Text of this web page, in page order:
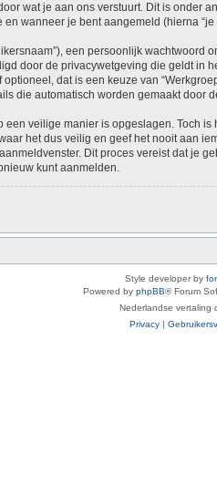
wat je aan ons verstuurt. Dit is onder
wanneer je bent aangemeld (hierna “je
een persoonlijk
door de privacywetgeving die geldt
dat is een keuze van
die automatisch worden gemaakt door
veilige manier is opgeslagen. Toch
het dus veilig en geef het nooit aan
Dit proces vereist dat
kunt aanmelden.
Style developer by
Powered by phpBB® Forum
Nederlandse vertaling
Privacy |